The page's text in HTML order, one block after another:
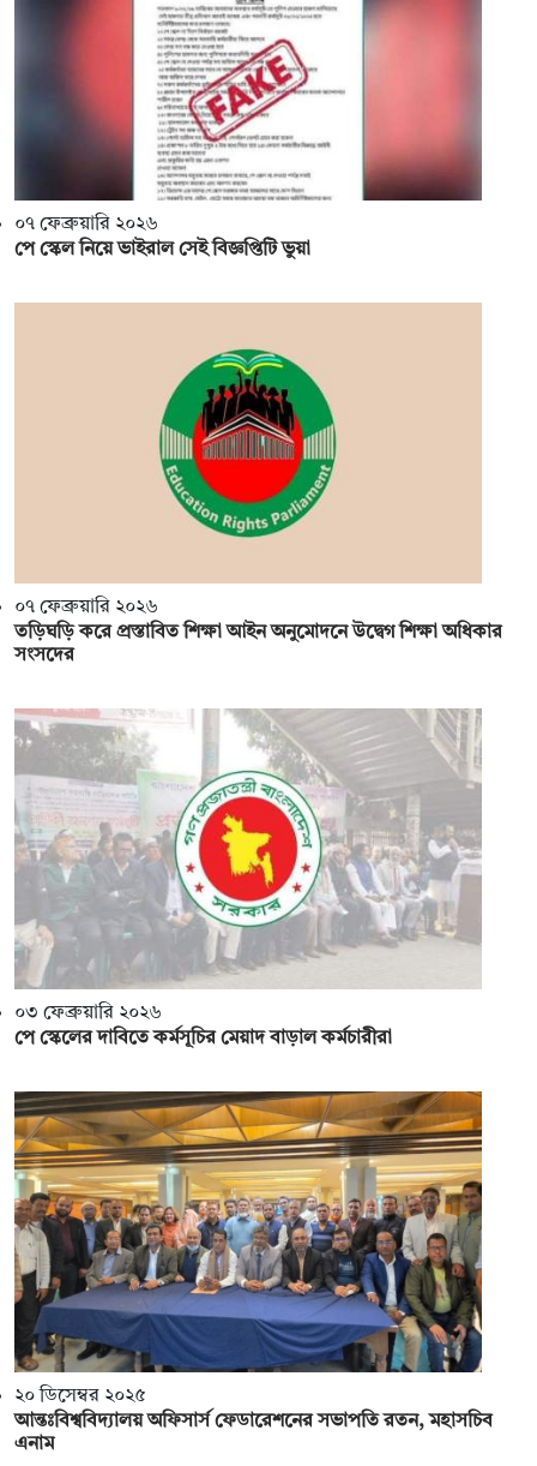
০৭ ফেব্রুয়ারি ২০২৬
পে স্কেল নিয়ে ভাইরাল সেই বিজ্ঞপ্তিটি ভুয়া
০৭ ফেব্রুয়ারি ২০২৬
তড়িঘড়ি করে প্রস্তাবিত শিক্ষা আইন অনুমোদনে উদ্বেগ শিক্ষা অধিকার
সংসদের
০৩ ফেব্রুয়ারি ২০২৬
পে স্কেলের দাবিতে কর্মসূচির মেয়াদ বাড়াল কর্মচারীরা
২০ ডিসেম্বর ২০২৫
আন্তঃবিশ্ববিদ্যালয় অফিসার্স ফেডারেশনের সভাপতি রতন, মহাসচিব
এনাম